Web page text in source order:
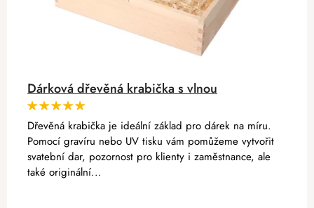
Dárková dřevěná krabička s vlnou
Dřevěná krabička je ideální základ pro dárek na míru.
Pomocí gravíru nebo UV tisku vám pomůžeme vytvořit
svatební dar, pozornost pro klienty i zaměstnance, ale
také originální...